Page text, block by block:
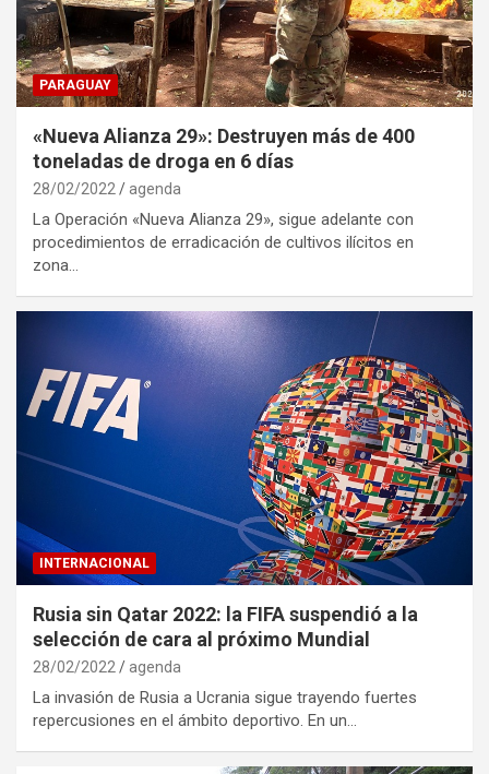
PARAGUAY
«Nueva Alianza 29»: Destruyen más de 400
toneladas de droga en 6 días
28/02/2022 agenda
La Operación «Nueva Alianza 29», sigue adelante con
procedimientos de erradicación de cultivos ilícitos en
zona…
INTERNACIONAL
Rusia sin Qatar 2022: la FIFA suspendió a la
selección de cara al próximo Mundial
28/02/2022 agenda
La invasión de Rusia a Ucrania sigue trayendo fuertes
repercusiones en el ámbito deportivo. En un…